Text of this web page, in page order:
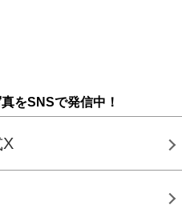
をSNSで発信中！